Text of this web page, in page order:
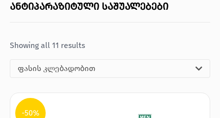
ანტიპარაზიტული საშუალებები
Showing all 11 results
ფასის კლებადობით
-50%